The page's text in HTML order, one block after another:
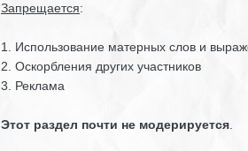
Запрещается:
1. Использование матерных слов и
2. Оскорбления других участников
3. Реклама
Этот раздел почти не модерируется